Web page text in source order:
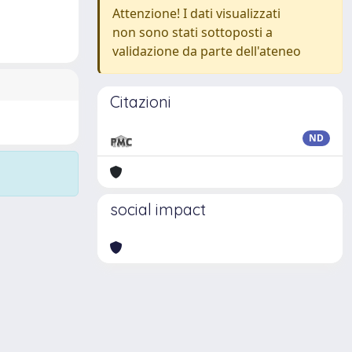
Attenzione! I dati visualizzati
non sono stati sottoposti a
validazione da parte dell'ateneo
Citazioni
ND
social impact